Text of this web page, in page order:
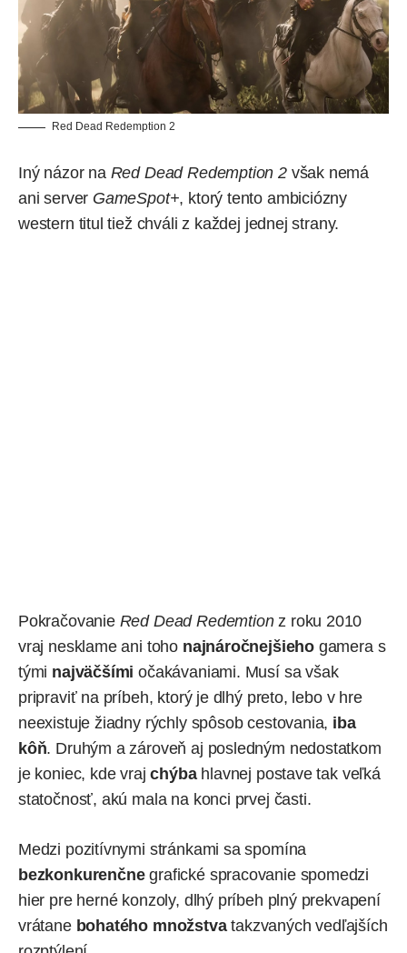
Red Dead Redemption 2
Iný názor na Red Dead Redemption 2však nemá
ani server GameSpot+, ktorý tento ambiciózny
western titul tiež chváli z každej jednej strany.
Pokračovanie Red Dead Redemtionz roku 2010
vraj nesklame ani toho najnáročnejšieho gamera s
tými najväčšími očakávaniami. Musí sa však
pripraviť na príbeh, ktorý je dlhý preto, lebo v hre
neexistuje žiadny rýchly spôsob cestovania, iba
kôň. Druhým a zároveň aj posledným nedostatkom
je koniec, kde vrajchýbahlavnej postave tak veľká
statočnosť, akú mala na konci prvej časti.
Medzi pozitívnymi stránkami sa spomína
bezkonkurenčnegrafické spracovanie spomedzi
hier pre herné konzoly, dlhý príbeh plný prekvapení
vrátane bohatého množstvatakzvaných vedľajších